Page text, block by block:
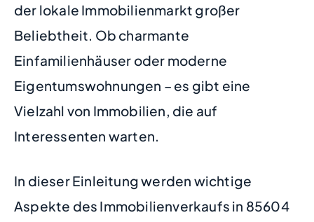
der lokale Immobilienmarkt großer
Beliebtheit. Ob charmante
Einfamilienhäuser oder moderne
Eigentumswohnungen – es gibt eine
Vielzahl von Immobilien, die auf
Interessenten warten.
In dieser Einleitung werden wichtige
Aspekte des Immobilienverkaufs in 85604